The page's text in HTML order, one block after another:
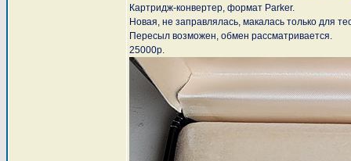
Картридж-конвертер, формат Parker.
Новая, не заправлялась, макалась только для
Пересыл возможен, обмен рассматривается.
25000р.